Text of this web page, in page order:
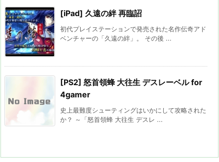
[iPad] 久遠の絆 再臨詔
初代プレイステーションで発売された名作伝奇アド
ベンチャーの「久遠の絆」。 その後 ...
[PS2] 怒首領蜂 大往生 デスレーベル for
4gamer
史上最難度シューティングはいかにして攻略された
か？ ～「怒首領蜂 大往生 デスレ ...